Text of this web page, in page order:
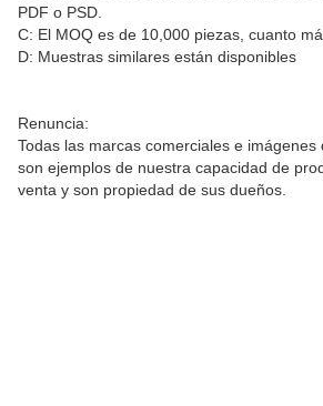
PDF o PSD.
C: El MOQ es de 10,000 piezas, cuanto
D: Muestras similares están disponibles
Renuncia:
Todas las marcas comerciales e
son ejemplos de nuestra capacidad de
venta y son propiedad de sus dueños.